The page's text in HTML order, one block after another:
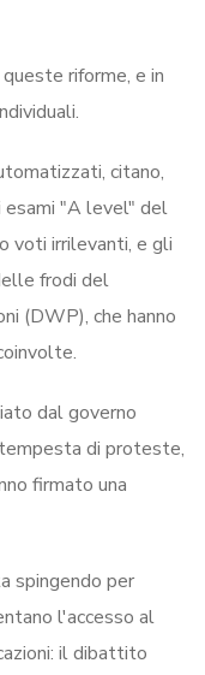
riforme, e in
citano,
esami "A level" del
voti irrilevanti, e gli
frodi del
(DWP), che hanno
dal governo
di proteste,
firmato una
spingendo per
l'accesso al
il dibattito